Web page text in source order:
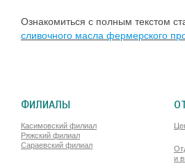
Ознакомиться с полным текстом
сливочного масла фермерского
ФИЛИАЛЫ
Касимовский филиал
Ряжский филиал
Сараевский филиал
и